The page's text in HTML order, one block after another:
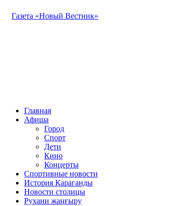
Газета «Новый Вестник»
Главная
Афиша
Город
Спорт
Дети
Кино
Концерты
Спортивные новости
История Караганды
Новости столицы
Рухани жаңғыру